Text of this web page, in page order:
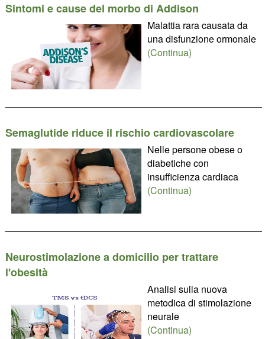
Sintomi e cause del morbo di Addison
Malattia rara causata da
una disfunzione ormonale
(Continua)
Semaglutide riduce il rischio cardiovascolare
Nelle persone obese o
diabetiche con
insufficienza cardiaca
(Continua)
Neurostimolazione a domicilio per trattare
l'obesità
Analisi sulla nuova
metodica di stimolazione
neurale
(Continua)